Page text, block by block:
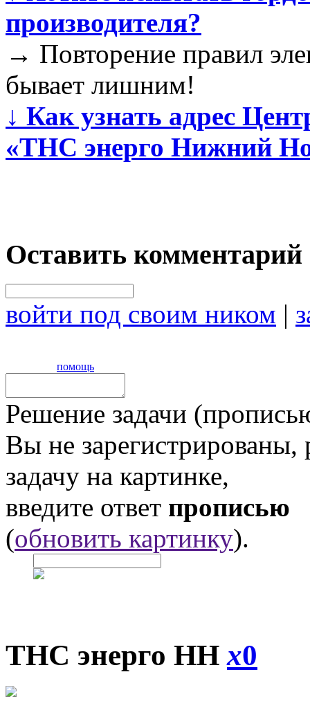
производителя?
→ Повторение правил
бывает лишним!
↓ Как узнать адрес
«ТНС энерго Нижний
Оставить комментарий
войти под своим ником |
помощь
Решение задачи
Вы не
задачу на картинке,
введите ответ прописью
(обновить картинку).
ТНС энерго ННx0